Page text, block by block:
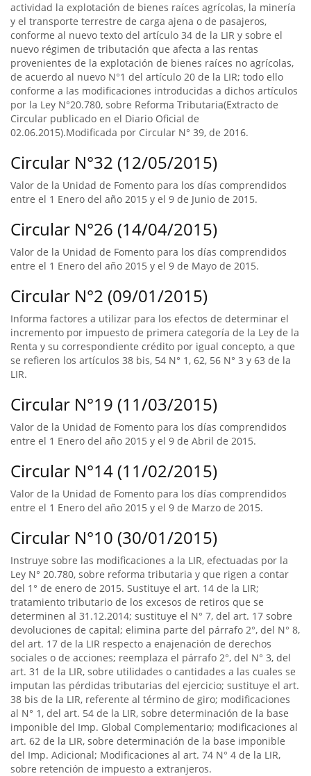
actividad la explotación de bienes raíces agrícolas, la minería
y el transporte terrestre de carga ajena o de pasajeros,
conforme al nuevo texto del artículo 34 de la LIR y sobre el
nuevo régimen de tributación que afecta a las rentas
provenientes de la explotación de bienes raíces no agrícolas,
de acuerdo al nuevo N°1 del artículo 20 de la LIR; todo ello
conforme a las modificaciones introducidas a dichos artículos
por la Ley N°20.780, sobre Reforma Tributaria(Extracto de
Circular publicado en el Diario Oficial de
02.06.2015).Modificada por Circular N° 39, de 2016.
Circular N°32 (12/05/2015)
Valor de la Unidad de Fomento para los días comprendidos
entre el 1 Enero del año 2015 y el 9 de Junio de 2015.
Circular N°26 (14/04/2015)
Valor de la Unidad de Fomento para los días comprendidos
entre el 1 Enero del año 2015 y el 9 de Mayo de 2015.
Circular N°2 (09/01/2015)
Informa factores a utilizar para los efectos de determinar el
incremento por impuesto de primera categoría de la Ley de la
Renta y su correspondiente crédito por igual concepto, a que
se refieren los artículos 38 bis, 54 N° 1, 62, 56 N° 3 y 63 de la
LIR.
Circular N°19 (11/03/2015)
Valor de la Unidad de Fomento para los días comprendidos
entre el 1 Enero del año 2015 y el 9 de Abril de 2015.
Circular N°14 (11/02/2015)
Valor de la Unidad de Fomento para los días comprendidos
entre el 1 Enero del año 2015 y el 9 de Marzo de 2015.
Circular N°10 (30/01/2015)
Instruye sobre las modificaciones a la LIR, efectuadas por la
Ley N° 20.780, sobre reforma tributaria y que rigen a contar
del 1° de enero de 2015. Sustituye el art. 14 de la LIR;
tratamiento tributario de los excesos de retiros que se
determinen al 31.12.2014; sustituye el N° 7, del art. 17 sobre
devoluciones de capital; elimina parte del párrafo 2°, del N° 8,
del art. 17 de la LIR respecto a enajenación de derechos
sociales o de acciones; reemplaza el párrafo 2°, del N° 3, del
art. 31 de la LIR, sobre utilidades o cantidades a las cuales se
imputan las pérdidas tributarias del ejercicio; sustituye el art.
38 bis de la LIR, referente al término de giro; modificaciones
al N° 1, del art. 54 de la LIR, sobre determinación de la base
imponible del Imp. Global Complementario; modificaciones al
art. 62 de la LIR, sobre determinación de la base imponible
del Imp. Adicional; Modificaciones al art. 74 N° 4 de la LIR,
sobre retención de impuesto a extranjeros.